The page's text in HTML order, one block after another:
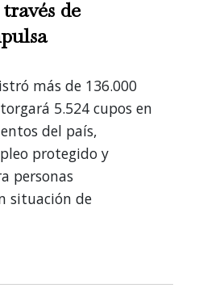
de
más de 136.000
5.524 cupos en
del país,
protegido y
personas
situación de